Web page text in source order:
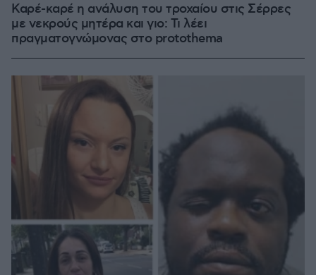
Καρέ-καρέ η ανάλυση του τροχαίου στις Σέρρες
με νεκρούς μητέρα και γιο: Τι λέει
πραγματογνώμονας στο protothema